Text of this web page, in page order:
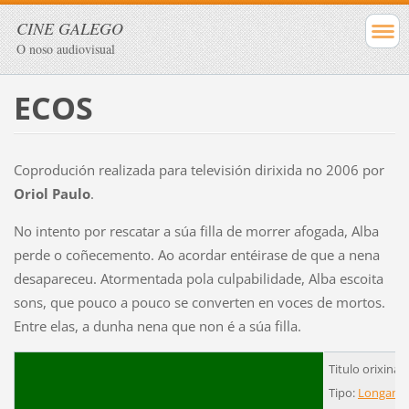
CINE GALEGO
O noso audiovisual
ECOS
Coprodución realizada para televisión dirixida no 2006 por
Oriol Paulo.
No intento por rescatar a súa filla de morrer afogada, Alba
perde o coñecemento. Ao acordar entéirase de que a nena
desapareceu. Atormentada pola culpabilidade, Alba escoita
sons, que pouco a pouco se converten en voces de mortos.
Entre elas, a dunha nena que non é a súa filla.
Titulo orixinal:
Tipo: